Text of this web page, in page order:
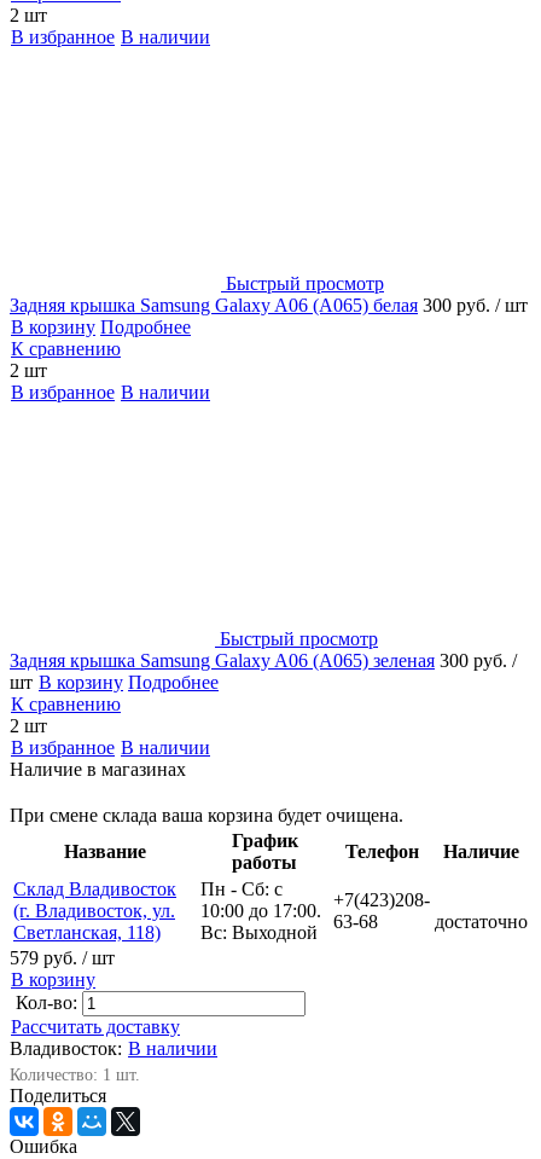
2 шт
В избранное В наличии
Быстрый просмотр
Задняя крышка Samsung Galaxy A06 (A065) белая 300 руб. / шт
В корзину Подробнее
К сравнению
2 шт
В избранное В наличии
Быстрый просмотр
Задняя крышка Samsung Galaxy A06 (A065) зеленая 300 руб. /
шт В корзину Подробнее
К сравнению
2 шт
В избранное В наличии
Наличие в магазинах
При смене склада ваша корзина будет очищена.
Название
График
работы
Телефон
Наличие
Склад Владивосток
(г. Владивосток, ул.
Светланская, 118)
Пн - Сб: с
10:00 до 17:00.
Вс: Выходной
+7(423)208-
63-68
достаточно
579 руб. / шт
В корзину
Кол-во:
Рассчитать доставку
Владивосток: В наличии
Количество: 1 шт.
Поделиться
Ошибка